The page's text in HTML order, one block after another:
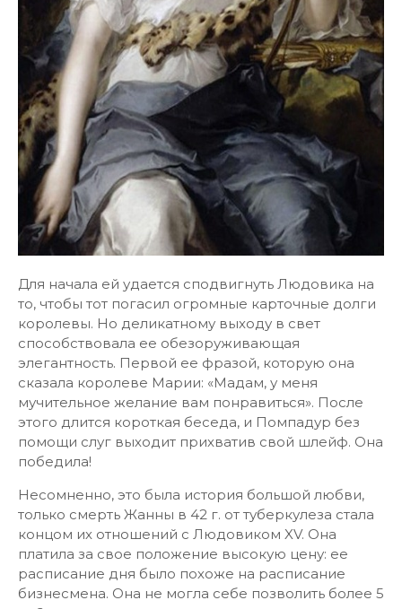
Для начала ей удается сподвигнуть Людовика на
то, чтобы тот погасил огромные карточные долги
королевы. Но деликатному выходу в свет
способствовала ее обезоруживающая
элегантность. Первой ее фразой, которую она
сказала королеве Марии: «Мадам, у меня
мучительное желание вам понравиться». После
этого длится короткая беседа, и Помпадур без
помощи слуг выходит прихватив свой шлейф. Она
победила!
Несомненно, это была история большой любви,
только смерть Жанны в 42 г. от туберкулеза стала
концом их отношений с Людовиком XV. Она
платила за свое положение высокую цену: ее
расписание дня было похоже на расписание
бизнесмена. Она не могла себе позволить более 5